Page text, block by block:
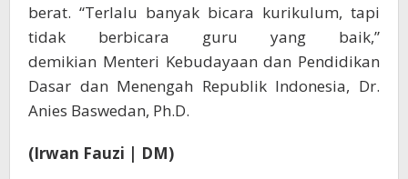
berat. “Terlalu banyak bicara kurikulum, tapi
tidak berbicara guru yang baik,”
demikian Menteri Kebudayaan dan Pendidikan
Dasar dan Menengah Republik Indonesia, Dr.
Anies Baswedan, Ph.D.
(Irwan Fauzi | DM)